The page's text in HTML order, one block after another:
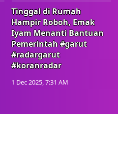
Tinggal di Rumah
Hampir Roboh, Emak
Iyam Menanti Bantuan
Pemerintah #garut
#radargarut
#koranradar
1 Dec 2025, 7:31 AM